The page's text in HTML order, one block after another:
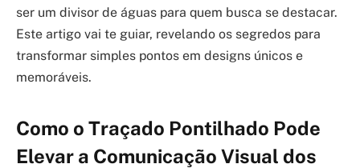
ser um divisor de águas para quem busca se destacar.
Este artigo vai te guiar, revelando os segredos para
transformar simples pontos em designs únicos e
memoráveis.
Como o Traçado Pontilhado Pode
Elevar a Comunicação Visual dos